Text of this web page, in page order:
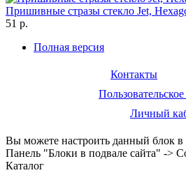
Пришивные стразы стекло Jet,
51 р.
Полная версия
Контакты
Личный
Вы можете настроить данный блок
Панель "Блоки в подвале сайта" ->
Каталог